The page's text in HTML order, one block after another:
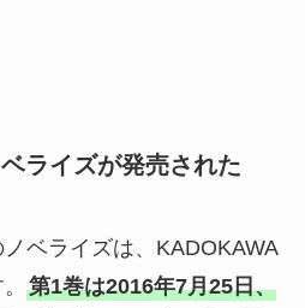
ライズが発売された
ノベライズは、KADOKAWA
第1巻は2016年7月25日、